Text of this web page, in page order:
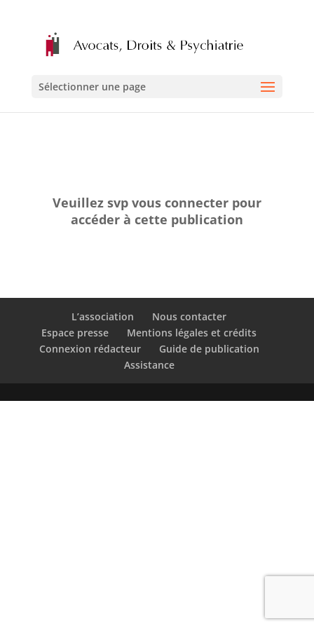
Sélectionner une page
Veuillez svp vous connecter pour
accéder à cette publication
L’association
Nous contacter
Espace presse
Mentions légales et crédits
Connexion rédacteur
Guide de publication
Assistance